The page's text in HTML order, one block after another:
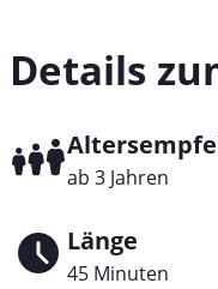
Details
ab 3 Jahren
Länge
45 Minuten